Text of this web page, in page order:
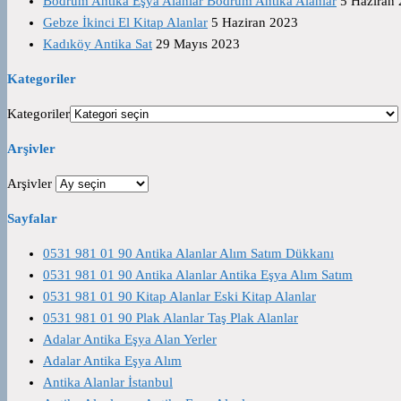
Gebze İkinci El Kitap Alanlar 5 Haziran 2023
Kadıköy Antika Sat 29 Mayıs 2023
Kategoriler
Kategoriler
Arşivler
Arşivler
Sayfalar
0531 981 01 90 Antika Alanlar Alım Satım Dükkanı
0531 981 01 90 Antika Alanlar Antika Eşya Alım Satım
0531 981 01 90 Kitap Alanlar Eski Kitap Alanlar
0531 981 01 90 Plak Alanlar Taş Plak Alanlar
Adalar Antika Eşya Alan Yerler
Adalar Antika Eşya Alım
Antika Alanlar İstanbul